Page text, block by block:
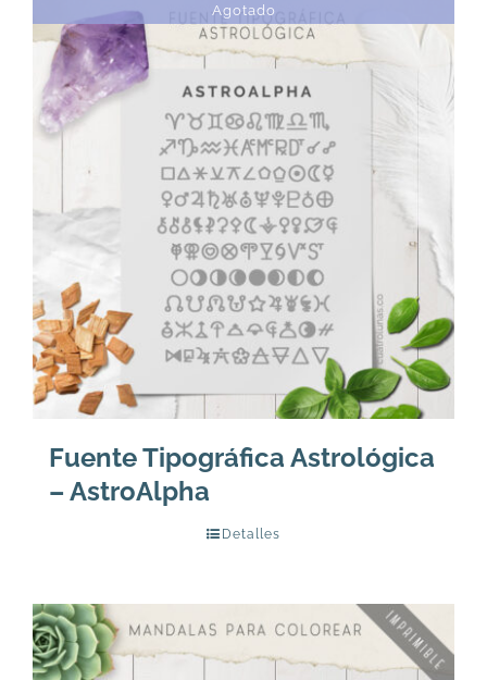
Agotado
Fuente Tipográfica Astrológica
– AstroAlpha
Detalles